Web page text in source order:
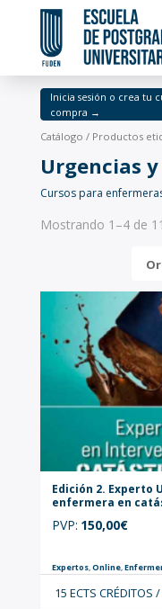
Catálogo / Productos
Urgencias
Cursos para
Inicia sesión o crea tu
compra →
Mostrando 1–4 de
Edición 2.
enfermera en
PVP: 150,00€
Expertos,Online,
15 ECTS CRÉDITOS